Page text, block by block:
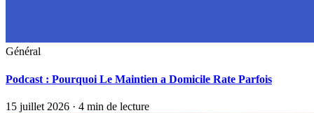
Général
Podcast : Pourquoi Le Maintien a Domicile Rate Parfois
15 juillet 2026 · 4 min de lecture